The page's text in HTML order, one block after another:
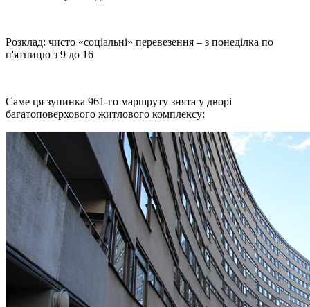
Розклад: чисто «соціальні» перевезення – з понеділка по
п'ятницю з 9 до 16
Саме ця зупинка 961-го маршруту знята у дворі
багатоповерхового житлового комплексу: